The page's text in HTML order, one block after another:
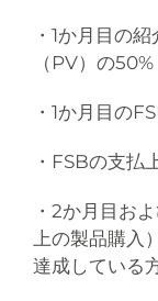
・ 1か月目の紹
（ PV）の50%
・ 1か月目の
・ FSBの支払
・ 2か月目お
上の製品購入
達成している